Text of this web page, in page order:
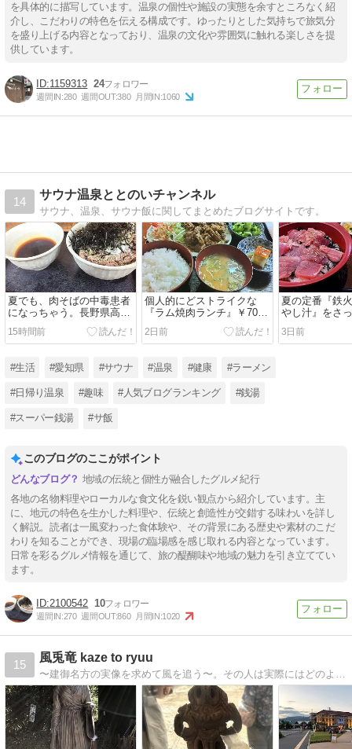
を具体的に描写しています。温泉の個性や施設の実態を余すところなく紹
介し、こだわりの特色を伝える構成です。ゆったりとした気持ちで旅気分
を盛り上げる内容となっており、温泉の文化や雰囲気に触れる楽しさを提
供しています。
1159313 24
週間IN:280 週間OUT:380 月間IN:1060
14
サウナ温泉ととのいチャンネル
サウナ、温泉、サウナ飯に関してまとめたブログサイトです。
夏でも、肉そばの中毒患者
になっちゃう。長野県高森
町『肉そば こまつ家』
15時間前
個人的にどストライクな
『ラム焼肉ランチ』￥700
円。飯田市『つけぎや』
2日前
夏の定番『鉄
やし汁』をさ
だく。飯田市
号飯田IC店』
3日前
#生活 #愛知県 #サウナ #温泉 #健康 #ラーメン
#日帰り温泉 #趣味 #人気ブログランキング #銭湯
#スーパー銭湯 #サ飯
このブログのここがポイント
地域の伝統と個性が融合したグルメ紀行
各地の名物料理やローカルな食文化を鋭い観点から紹介しています。主
に、地元の特色を生かした料理や、伝統と創造性が交錯する味わいを詳し
く解説。読者は一風変わった食体験や、その背景にある歴史や素材のこだ
わりを知ることができ、現場の臨場感を感じ取れる内容となっています。
日常を彩るグルメ情報を通じて、旅の醍醐味や地域の魅力を引き立ててい
ます。
2100542 10
週間IN:270 週間OUT:860 月間IN:1020
15
風兎竜 kaze to ryuu
〜建御名方の実像を求めて風を追う〜。その人は実際にはどのような人で何を成し遂げたのか？その答えを求めて各地の遺跡を訪ね歩いた旅の記録や娘（うさぎ）との想い出についても綴っています。どうかご愛顧のほどよろしくお願い申し上げます/紫竜